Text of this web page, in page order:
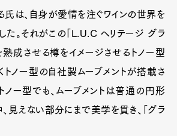
氏は、自身が愛情を注ぐワインの世界を
。それがこの「L.U.C ヘリテージ グラ
熟成させる樽をイメージさせるトノー型
トノー型の自社製ムーブメントが搭載さ
ノー型でも、ムーブメントは普通の円形
見えない部分にまで美学を貫き、「グラ